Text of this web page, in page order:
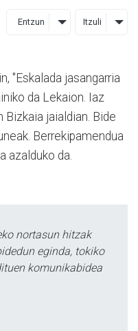
Entzun Itzuli
"Eskalada jasangarria
da Lekaion. Iaz
jaialdian. Bide
Berrekipamendua
azalduko da.
nortasun hitzak
eginda, tokiko
komunikabidea